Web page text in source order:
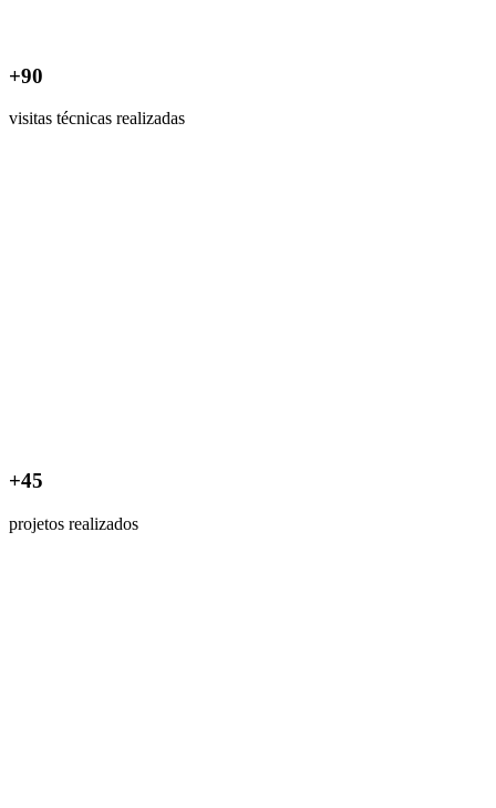
+90
visitas técnicas realizadas
+45
projetos realizados